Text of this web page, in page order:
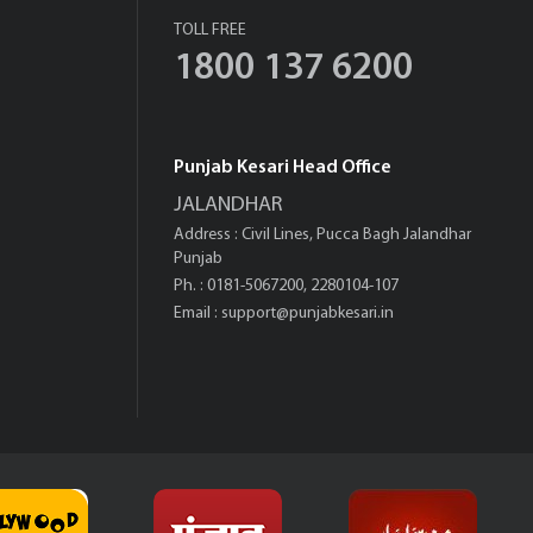
TOLL FREE
1800 137 6200
Punjab Kesari Head Office
JALANDHAR
Address : Civil Lines, Pucca Bagh Jalandhar
Punjab
Ph. : 0181-5067200, 2280104-107
Email : support@punjabkesari.in